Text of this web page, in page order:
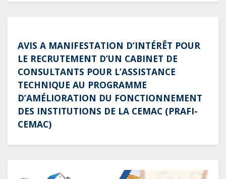
CONSULTANTS POUR L’ASSISTANCE
TECHNIQUE AU PROGRAMME
D’AMÉLIORATION DU FONCTIONNEMENT
DES INSTITUTIONS DE LA CEMAC (PRAFI-
CEMAC)